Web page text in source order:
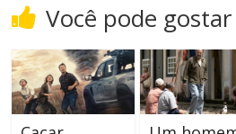
Você pode